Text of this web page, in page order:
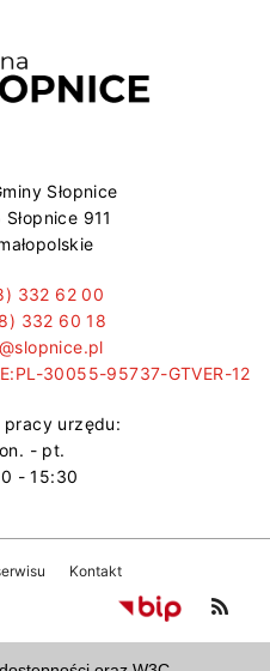
Słopnice
911
332 62 00
332 60 18
30055-95737-GTVER-12
pracy urzędu:
- pt.
- 15:30
Kontakt